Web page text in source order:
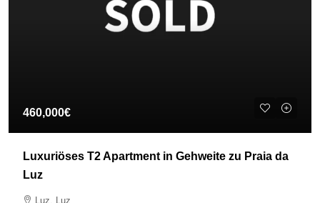
460,000€
Luxuriöses T2 Apartment in Gehweite zu Praia da
Luz
Luz, Luz